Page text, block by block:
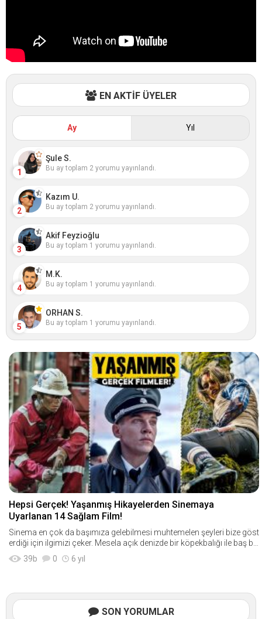
EN AKTİF ÜYELER
Ay Yıl
1
Şule S.
Bu ay toplam 2 yorumu yayınlandı.
2
Kazım U.
Bu ay toplam 2 yorumu yayınlandı.
3
Akif Feyzioğlu
Bu ay toplam 1 yorumu yayınlandı.
4
M.K.
Bu ay toplam 1 yorumu yayınlandı.
5
ORHAN S.
Bu ay toplam 1 yorumu yayınlandı.
Hepsi Gerçek! Yaşanmış Hikayelerden Sinemaya
Uyarlanan 14 Sağlam Film!
Sinema en çok da başımıza gelebilmesi muhtemelen şeyleri bize göst
erdiği için ilgimizi çeker. Mesela açık denizde bir köpekbalığı ile baş ba
şa
39b 0 6 yıl
SON YORUMLAR